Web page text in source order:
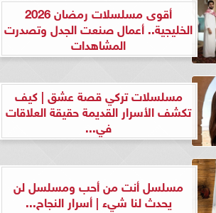
أقوى مسلسلات رمضان 2026
الخليجية.. أعمال صنعت الجدل وتصدرت
المشاهدات
مسلسلات تركي قصة عشق | كيف
تكشف الأسرار القديمة حقيقة العلاقات
في...
مسلسل أنت من أحب ومسلسل لن
يحدث لنا شيء | أسرار النجاح...